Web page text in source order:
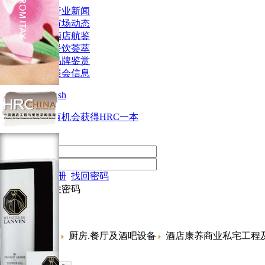
行业新闻
市场动态
酒店航鉴
餐饮荟萃
品牌鉴赏
展会信息
■中文 ■English
注册会员即有机会获得HRC一本
用户登录
密码
免费注册 找回密码
记住密码
食品及饮料 厨房.餐厅及酒吧设备
酒店康养商业私宅工程